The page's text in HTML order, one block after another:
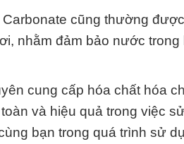
cũng thường
nhằm đảm bảo nước
cung cấp hóa chất hóa
và hiệu quả trong việc
bạn trong quá trình sử